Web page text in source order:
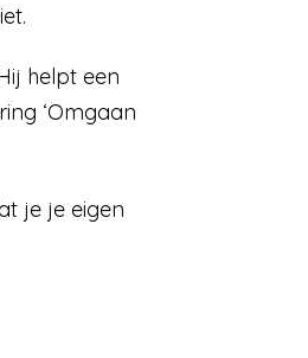
helpt een
‘Omgaan
je je eigen